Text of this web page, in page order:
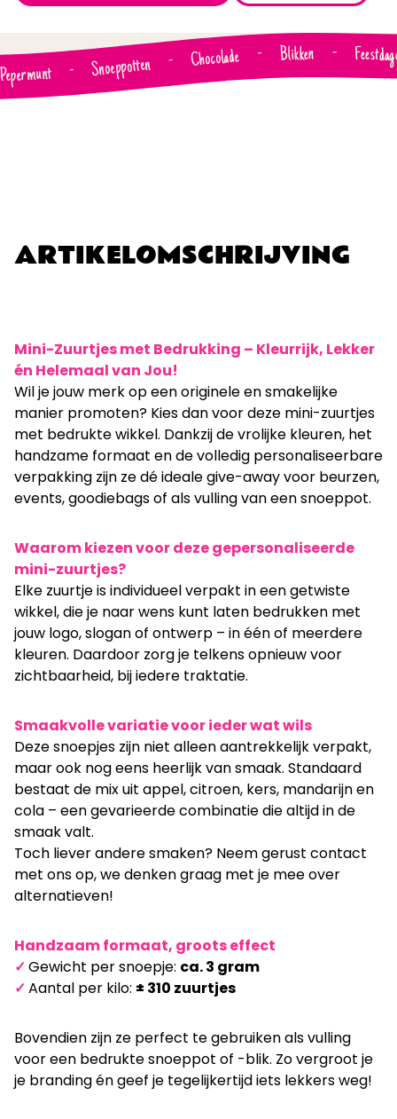
Pepermunt - Snoeppotten - Chocolade - Blikken -
ARTIKELOMSCHRIJVING
Mini-Zuurtjes met Bedrukking – Kleurrijk, Lekker
én Helemaal van Jou!
Wil je jouw merk op een originele en smakelijke
manier promoten? Kies dan voor deze mini-zuurtjes
met bedrukte wikkel. Dankzij de vrolijke kleuren, het
handzame formaat en de volledig personaliseerbare
verpakking zijn ze dé ideale give-away voor beurzen,
events, goodiebags of als vulling van een snoeppot.
Waarom kiezen voor deze gepersonaliseerde
mini-zuurtjes?
Elke zuurtje is individueel verpakt in een getwiste
wikkel, die je naar wens kunt laten bedrukken met
jouw logo, slogan of ontwerp – in één of meerdere
kleuren. Daardoor zorg je telkens opnieuw voor
zichtbaarheid, bij iedere traktatie.
Smaakvolle variatie voor ieder wat wils
Deze snoepjes zijn niet alleen aantrekkelijk verpakt,
maar ook nog eens heerlijk van smaak. Standaard
bestaat de mix uit appel, citroen, kers, mandarijn en
cola – een gevarieerde combinatie die altijd in de
smaak valt.
Toch liever andere smaken? Neem gerust contact
met ons op, we denken graag met je mee over
alternatieven!
Handzaam formaat, groots effect
✓Gewicht per snoepje: ca. 3 gram
✓Aantal per kilo: ± 310 zuurtjes
Bovendien zijn ze perfect te gebruiken als vulling
voor een bedrukte snoeppot of -blik. Zo vergroot je
je branding én geef je tegelijkertijd iets lekkers weg!